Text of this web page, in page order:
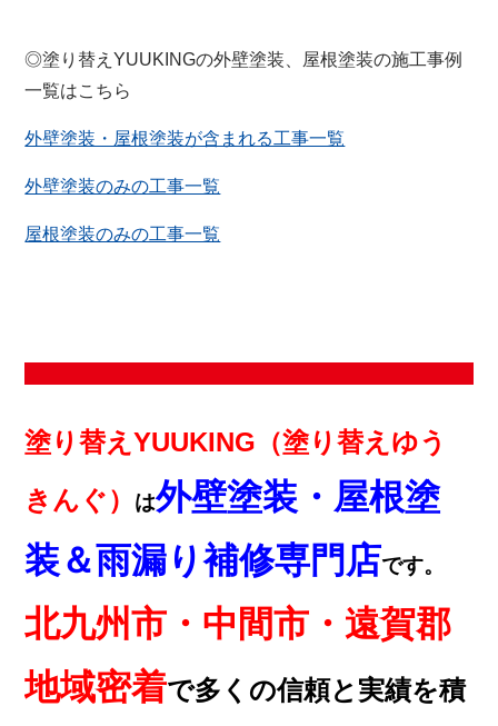
◎塗り替えYUUKINGの外壁塗装、屋根塗装の施工事例
一覧はこちら
外壁塗装・屋根塗装が含まれる工事一覧
外壁塗装のみの工事一覧
屋根塗装のみの工事一覧
塗り替えYUUKING（塗り替えゆう
きんぐ）
は外壁塗装・屋根塗
装＆雨漏り補修専門店です。
北九州市・中間市・遠賀郡
地域密着で多くの信頼と実績を積